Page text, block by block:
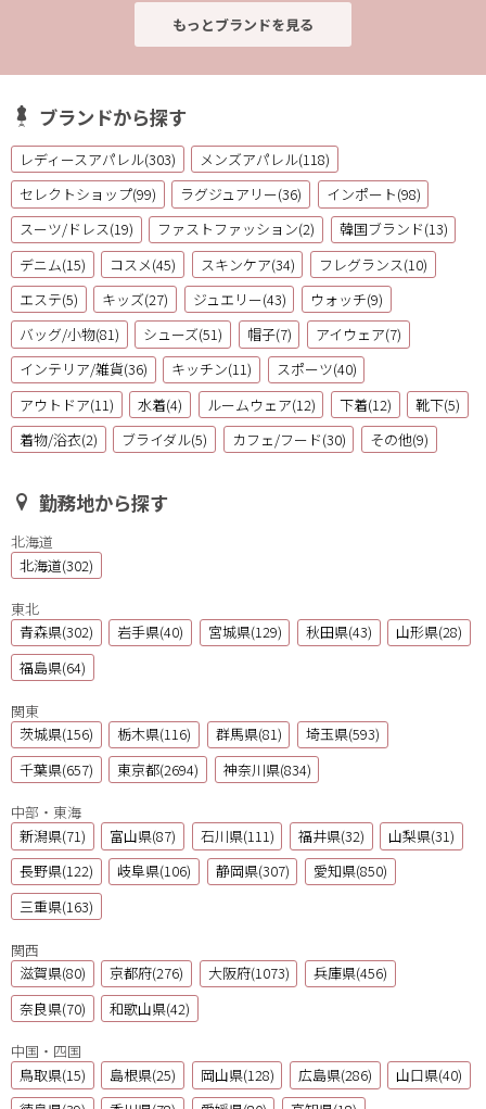
もっとブランドを見る
ブランドから探す
レディースアパレル(303)
メンズアパレル(118)
セレクトショップ(99)
ラグジュアリー(36)
インポート(98)
スーツ/ドレス(19)
ファストファッション(2)
韓国ブランド(13)
デニム(15)
コスメ(45) スキンケア(34)
フレグランス(10)
エステ(5)
キッズ(27) ジュエリー(43)
ウォッチ(9)
バッグ/小物(81)
シューズ(51) 帽子(7)
アイウェア(7)
インテリア/雑貨(36)
キッチン(11)
スポーツ(40)
アウトドア(11)
水着(4) ルームウェア(12) 下着(12)
靴下(5)
着物/浴衣(2)
ブライダル(5) カフェ/フード(30) その他(9)
勤務地から探す
北海道
北海道(302)
東北
青森県(302)
岩手県(40) 宮城県(129) 秋田県(43)
山形県(28)
福島県(64)
関東
茨城県(156)
栃木県(116) 群馬県(81)
埼玉県(593)
千葉県(657)
東京都(2694) 神奈川県(834)
中部・東海
新潟県(71)
富山県(87) 石川県(111) 福井県(32)
山梨県(31)
長野県(122)
岐阜県(106) 静岡県(307)
愛知県(850)
三重県(163)
関西
滋賀県(80)
京都府(276) 大阪府(1073)
兵庫県(456)
奈良県(70)
和歌山県(42)
中国・四国
鳥取県(15)
島根県(25) 岡山県(128) 広島県(286)
山口県(40)